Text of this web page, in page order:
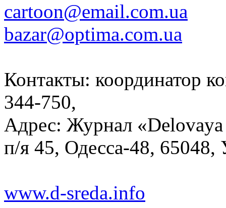
cartoon@email.com.ua
bazar@optima.com.ua
Контакты: координатор
344-750,
Адрес: Журнал «Delovaya
п/я 45, Одесса-48, 65048,
www.d-sreda.info